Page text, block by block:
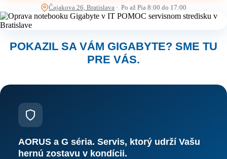
Čajakova 26, Bratislava · Po až Pia 8:00 do 17:00
POKAZIL SA VÁM GIGABYTE? SME TU
PRE VÁS.
AORUS a G séria. Servis, ktorý udrží Vašu
hernú zostavu v kondícii.